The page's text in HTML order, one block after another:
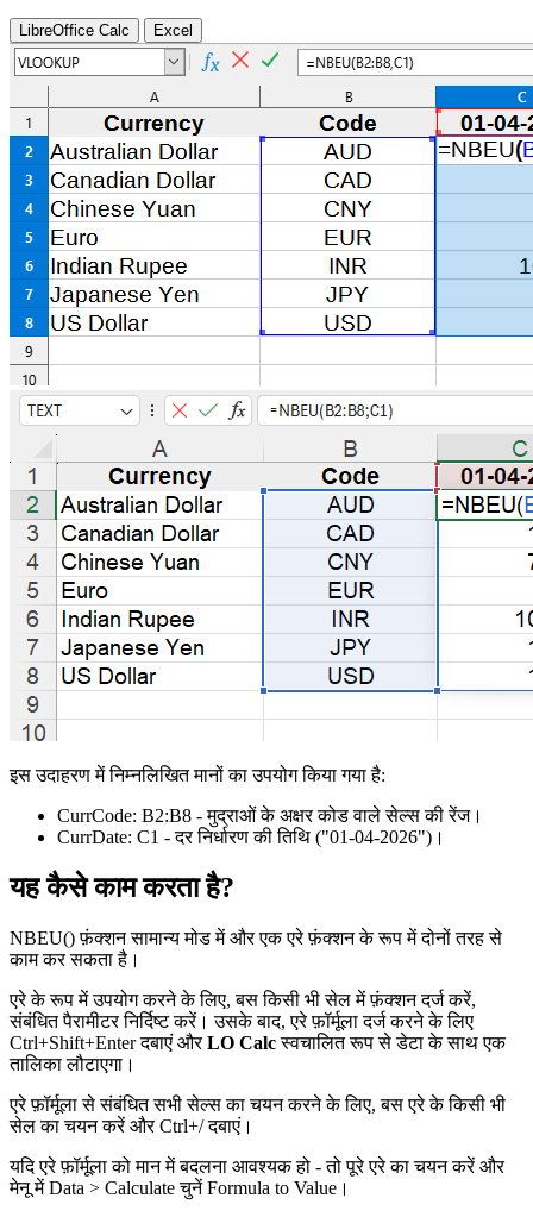
LibreOffice Calc Excel
इस उदाहरण में निम्नलिखित मानों का उपयोग किया गया है:
CurrCode: B2:B8 - मुद्राओं के अक्षर कोड वाले सेल्स की रेंज।
CurrDate: C1 - दर निर्धारण की तिथि ("01-04-2026") ।
यह कैसे काम करता है?
NBEU() फ़ंक्शन सामान्य मोड में और एक एरे फ़ंक्शन के रूप में दोनों तरह से
काम कर सकता है।
एरे के रूप में उपयोग करने के लिए, बस किसी भी सेल में फ़ंक्शन दर्ज करें,
संबंधित पैरामीटर निर्दिष्ट करें। उसके बाद, एरे फ़ॉर्मूला दर्ज करने के लिए
Ctrl+Shift+Enter दबाएं औरLO Calcस्वचालित रूप से डेटा के साथ एक
तालिका लौटाएगा।
एरे फ़ॉर्मूला से संबंधित सभी सेल्स का चयन करने के लिए, बस एरे के किसी भी
सेल का चयन करें और Ctrl+/दबाएं।
यदि एरे फ़ॉर्मूला को मान में बदलना आवश्यक हो - तो पूरे एरे का चयन करें और
मेनू मेंData > CalculateचुनेंFormula to Value ।